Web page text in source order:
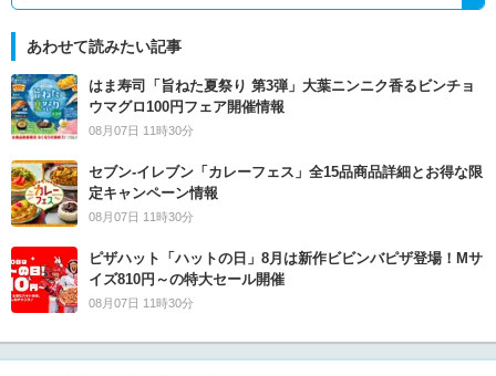
あわせて読みたい記事
はま寿司「旨ねた夏祭り 第3弾」大葉ニンニク香るビンチョ
ウマグロ100円フェア開催情報
08月07日 11時30分
セブン‐イレブン「カレーフェス」全15品商品詳細とお得な限
定キャンペーン情報
08月07日 11時30分
ピザハット「ハットの日」8月は新作ビビンバピザ登場！Mサ
イズ810円～の特大セール開催
08月07日 11時30分